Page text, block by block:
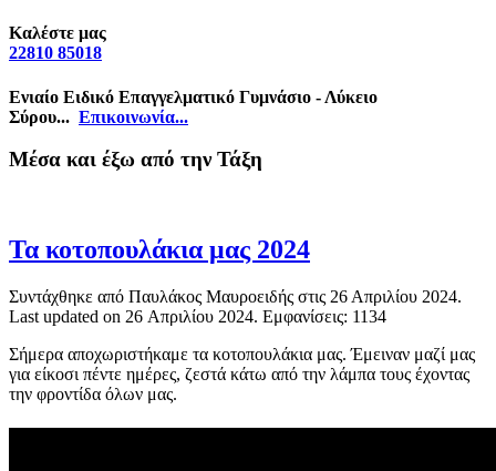
Καλέστε μας
22810 85018
Ενιαίο Ειδικό Επαγγελματικό Γυμνάσιο - Λύκειο
Σύρου... Επικοινωνία...
Μέσα και έξω από την Τάξη
Τα κοτοπουλάκια μας 2024
Συντάχθηκε από Παυλάκος Μαυροειδής στις 26 Απριλίου 2024.
Last updated on 26 Απριλίου 2024. Εμφανίσεις: 1134
Σήμερα αποχωριστήκαμε τα κοτοπουλάκια μας. Έμειναν μαζί μας
για είκοσι πέντε ημέρες, ζεστά κάτω από την λάμπα τους έχοντας
την φροντίδα όλων μας.